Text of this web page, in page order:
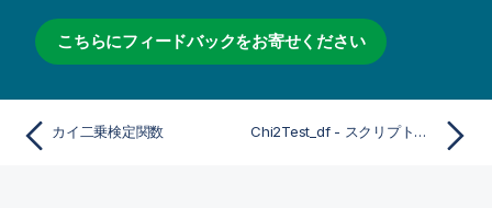
こちらにフィードバックをお寄せください
カイ二乗検定関数 Chi2Test_df - スクリプトおよびチャート関数